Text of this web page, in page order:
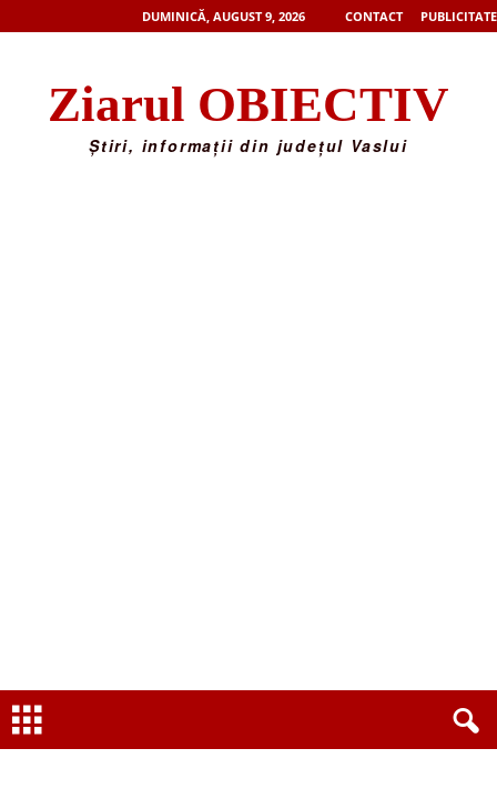
DUMINICĂ, AUGUST 9, 2026 CONTACT PUBLICITATE
Ziarul OBIECTIV
Știri, informații din județul Vaslui